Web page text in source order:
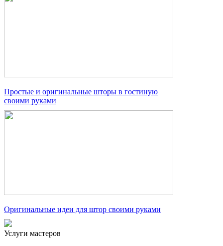
Простые и оригинальные шторы в гостиную
своими руками
Оригинальные идеи для штор своими руками
Услуги мастеров